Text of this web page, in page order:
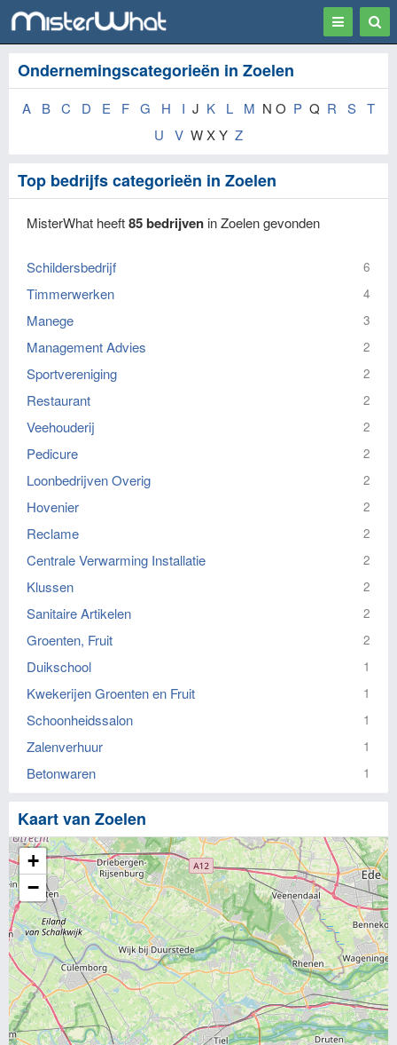
Toggle
Ondernemingscategorieën in Zoelen
A B C D E F G H I J K L M N O P Q R S T
U
V W X Y Z
Top bedrijfs categorieën in Zoelen
MisterWhat heeft85 bedrijven in Zoelen gevonden
Schildersbedrijf 6
Timmerwerken 4
Manege 3
Management Advies 2
Sportvereniging 2
Restaurant 2
Veehouderij 2
Pedicure 2
Loonbedrijven Overig 2
Hovenier 2
Reclame 2
Centrale Verwarming Installatie 2
Klussen 2
Sanitaire Artikelen 2
Groenten, Fruit 2
Duikschool 1
Kwekerijen Groenten en Fruit 1
Schoonheidssalon 1
Zalenverhuur 1
Betonwaren 1
Kaart van Zoelen
+
−